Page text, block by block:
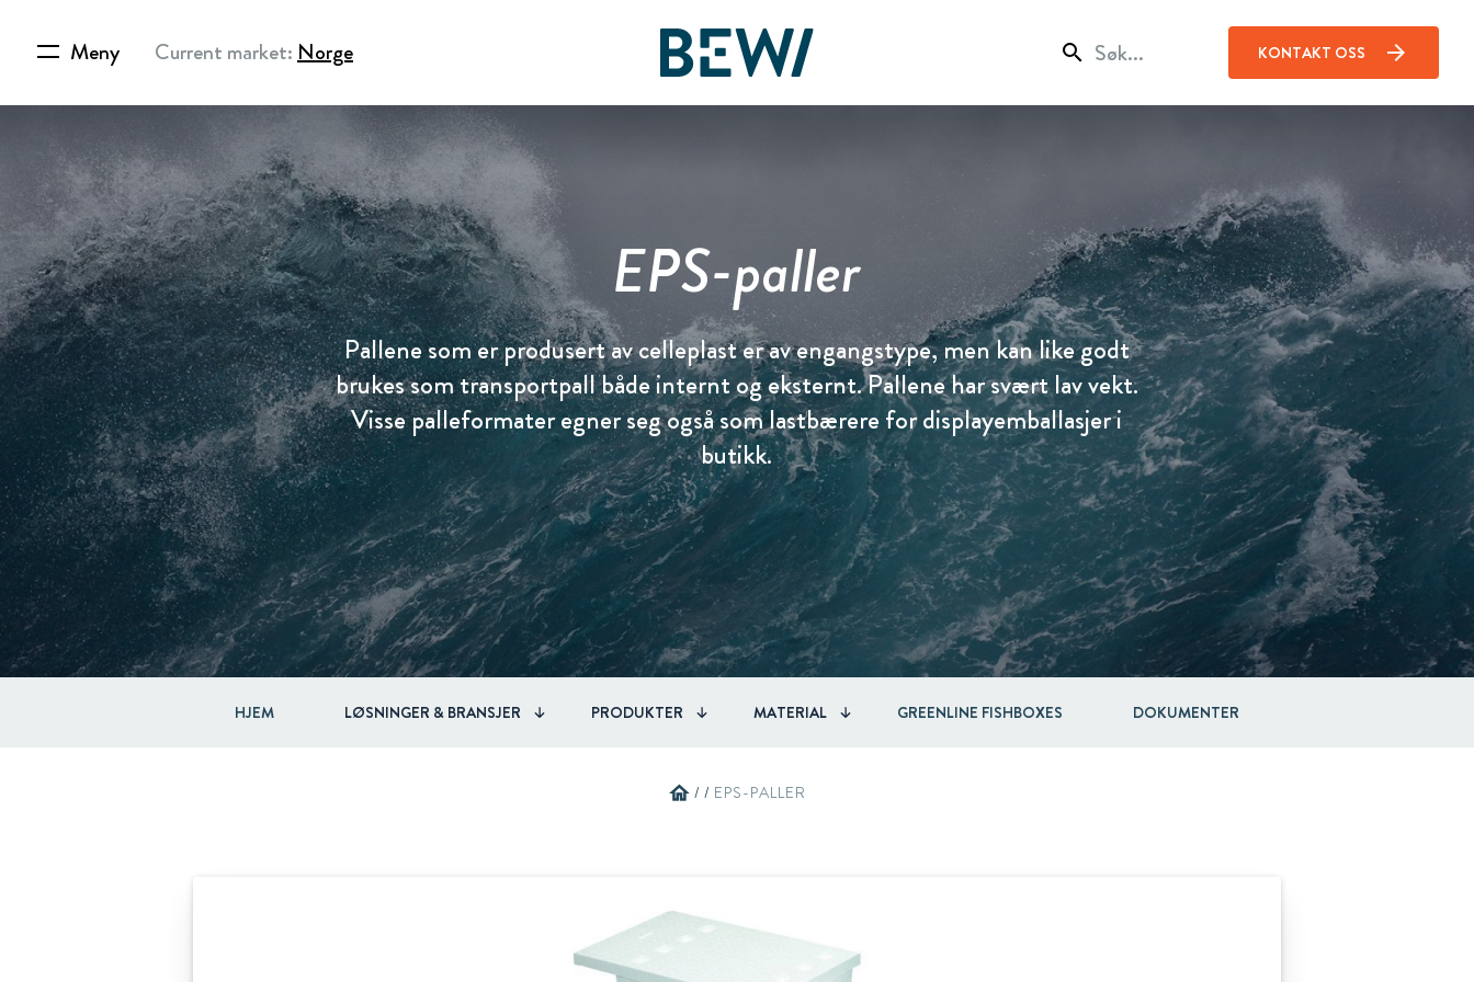
Meny Current market:Norge
Løsninger & Bransjer
OPPDAG BEWI
Insulation & Construction
Packaging
Circular
Automotive & Components
RAW
Oversikt
Aksjen
Rapporter & Presentasjoner
Finansiering
Eierstyring & Selskapsledelse
Acquisitions & investments
Oversikt
Nyheter & Historier
Pressemeldinger
Bildegalleri
Oversikt
BEWI Group
History
Compliance
Board & Management
search KONTAKT OSS arrow_forward
EPS-paller
Pallene som er produsert av celleplast er av engangstype, men kan like godt
brukes som transportpall både internt og eksternt. Pallene har svært lav vekt.
Visse palleformater egner seg også som lastbærere for displayemballasjer i
butikk.
HJEM LØSNINGER & BRANSJER PRODUKTER MATERIAL GREENLINE FISHBOXES DOKUMENTER
home / / EPS-PALLER